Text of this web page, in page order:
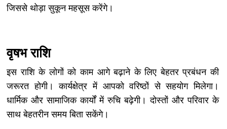
जिससे थोड़ा सुकून महसूस करेंगे।
वृषभ राशि
इस राशि के लोगों को काम आगे बढ़ाने के लिए बेहतर प्रबंधन की
जरूरत होगी। कार्यक्षेत्र में आपको वरिष्ठों से सहयोग मिलेगा।
धार्मिक और सामाजिक कार्यों में रुचि बढ़ेगी। दोस्तों और परिवार के
साथ बेहतरीन समय बिता सकेंगे।